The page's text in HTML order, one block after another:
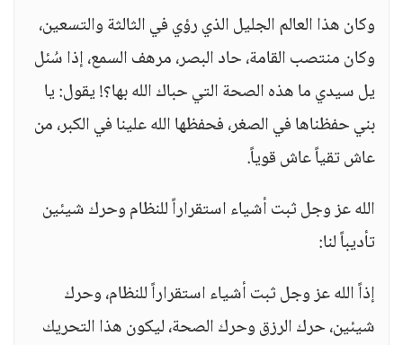
وكان هذا العالم الجليل الذي رؤي في الثالثة والتسعين،
وكان منتصب القامة، حاد البصر، مرهف السمع، إذا سُئل
يل سيدي ما هذه الصحة التي حباك الله بها؟! يقول: يا
بني حفظناها في الصغر، فحفظها الله علينا في الكبر، من
عاش تقياً عاش قوياً.
الله عز وجل ثبت أشياء استقراراً للنظام وحرك شيئين
تأديباً لنا:
إذاً الله عز وجل ثبت أشياء استقراراً للنظام، وحرك
شيئين، حرك الرزق وحرك الصحة، ليكون هذا التحريك